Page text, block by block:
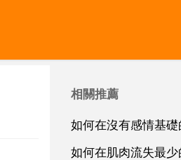
相關推薦
如何在肌肉流失最